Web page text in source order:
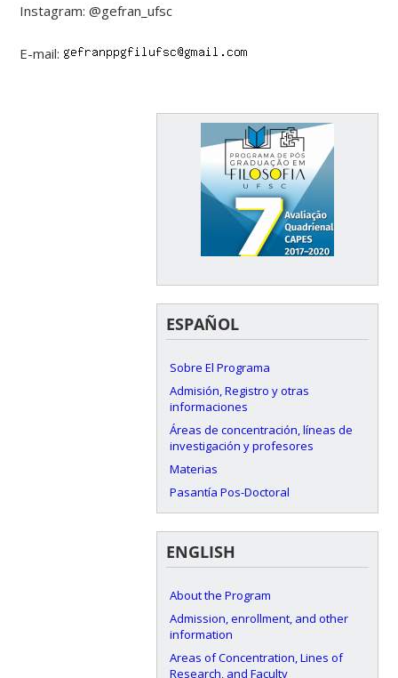
Instagram: @gefran_ufsc
E-mail:
ESPAÑOL
Sobre El Programa
Admisión, Registro y otras
informaciones
Áreas de concentración, líneas de
investigación y profesores
Materias
Pasantía Pos-Doctoral
ENGLISH
About the Program
Admission, enrollment, and other
information
Areas of Concentration, Lines of
Research, and Faculty